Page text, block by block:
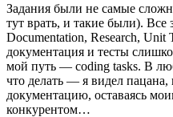
Задания были не самые
тут врать, и такие были). Все
Documentation, Research, Unit
документация и тесты
мой путь — coding tasks. В
что делать — я видел пацана,
документацию, оставаясь
конкурентом…